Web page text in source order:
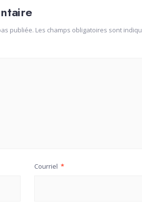
publiée. Les champs obligatoires sont
Courriel *